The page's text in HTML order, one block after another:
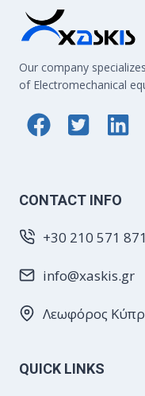
ΚΑΙ
ΣΤΟΝ
ΣΆΜΟΥ
Our company
of Electromechanical
CONTACT INFO
+30 210 571
info@xaskis.gr
Λεωφόρος
QUICK LINKS